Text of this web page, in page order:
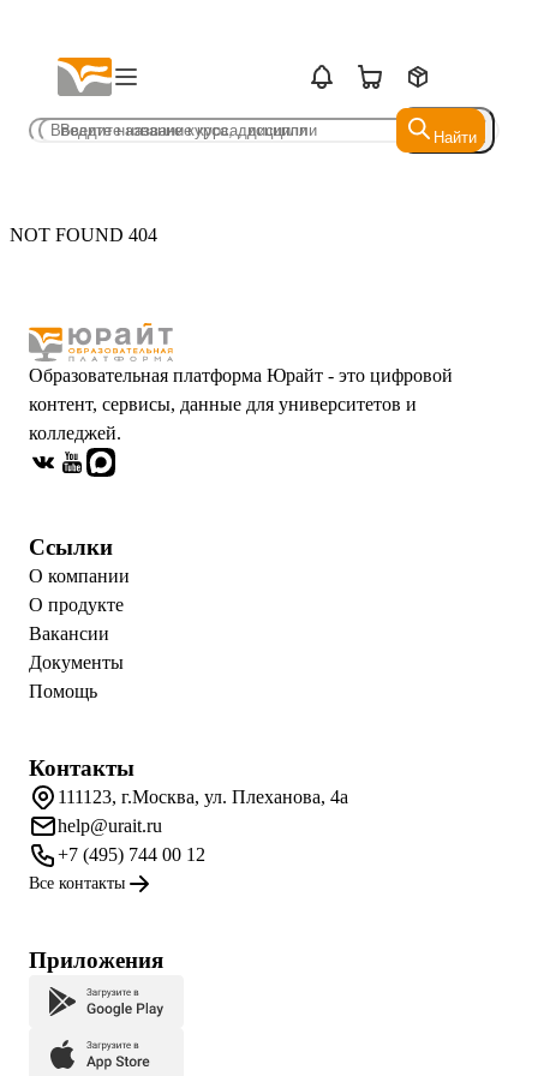
Найти
Найти
NOT FOUND 404
Образовательная платформа Юрайт - это цифровой
контент, сервисы, данные для университетов и
колледжей.
Ссылки
О компании
О продукте
Вакансии
Документы
Помощь
Контакты
111123, г.Москва, ул. Плеханова, 4а
help@urait.ru
+7 (495) 744 00 12
Все контакты
Приложения